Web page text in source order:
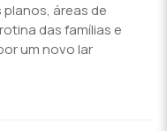
áreas de
das famílias e
um novo lar